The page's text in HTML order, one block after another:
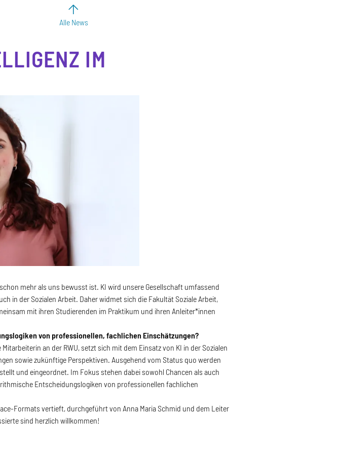
Alle News
IM
mehr als uns bewusst ist. KI wird unsere Gesellschaft umfassend
in der Sozialen Arbeit. Daher widmet sich die Fakultät Soziale Arbeit,
mit ihren Studierenden im Praktikum und ihren Anleiter*innen
von professionellen, fachlichen Einschätzungen?
an der RWU, setzt sich mit dem Einsatz von KI in der Sozialen
sowie zukünftige Perspektiven. Ausgehend vom Status quo werden
und eingeordnet. Im Fokus stehen dabei sowohl Chancen als auch
Entscheidungslogiken von professionellen fachlichen
Formats vertieft, durchgeführt von Anna Maria Schmid und dem Leiter
sind herzlich willkommen!